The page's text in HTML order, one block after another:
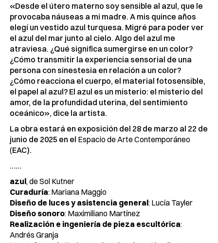
«Desde el útero materno soy sensible al azul, que le
provocaba náuseas a mi madre. A mis quince años
elegí un vestido azul turquesa. Migré para poder ver
el azul del mar junto al cielo. Algo del azul me
atraviesa. ¿Qué significa sumergirse en un color?
¿Cómo transmitir la experiencia sensorial de una
persona con sinestesia en relación a un color?
¿Cómo reacciona el cuerpo, el material fotosensible,
el papel al azul? El azul es un misterio: el misterio del
amor, de la profundidad uterina, del sentimiento
oceánico», dice la artista.
La obra estará en exposición del 28 de marzo al 22 de
junio de 2025 en el Espacio de Arte Contemporáneo
(EAC).
……
azul, de Sol Kutner
Curaduría: Mariana Maggio
Diseño de luces y asistencia general: Lucía Tayler
Diseño sonoro: Maximiliano Martínez
Realización e ingeniería de pieza escultórica:
Andrés Granja